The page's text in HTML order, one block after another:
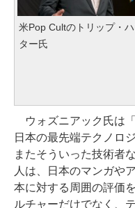
米Pop Cultのトリップ・
ター氏
ウォズニアック氏は
日本の最先端テクノロ
またそういった技術者
人は、日本のマンガや
本に対する周囲の評価
ルチャーだけでなく、